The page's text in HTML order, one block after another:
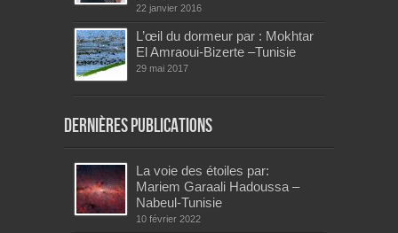
22 janvier 2016
L’œil du dormeur par : Mokhtar
El Amraoui-Bizerte –Tunisie
29 mai 2017
Dernières publications
La voie des étoiles par:
Mariem Garaali Hadoussa –
Nabeul-Tunisie
10 février 2022